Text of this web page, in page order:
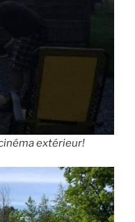
extérieur!